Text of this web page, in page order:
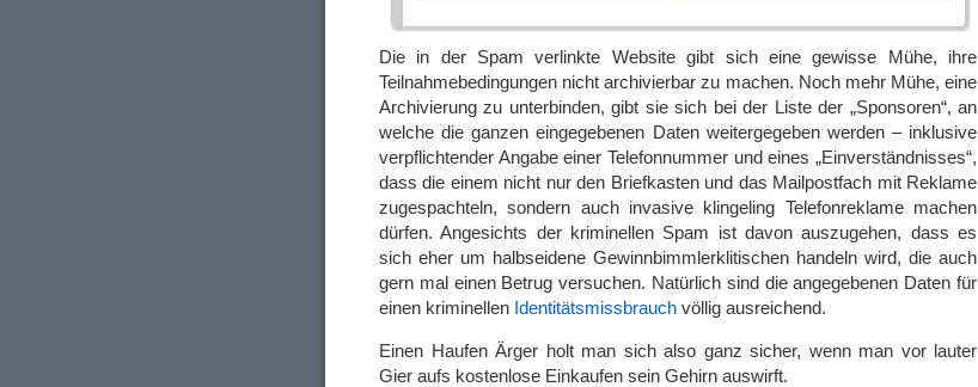
Die in der Spam verlinkte Website gibt sich eine gewisse Mühe, ihre
Teilnahmebedingungen nicht archivierbar zu machen. Noch mehr Mühe, eine
Archivierung zu unterbinden, gibt sie sich bei der Liste der „Sponsoren“, an
welche die ganzen eingegebenen Daten weitergegeben werden – inklusive
verpflichtender Angabe einer Telefonnummer und eines „Einverständnisses“,
dass die einem nicht nur den Briefkasten und das Mailpostfach mit Reklame
zugespachteln, sondern auch invasive klingeling Telefonreklame machen
dürfen. Angesichts der kriminellen Spam ist davon auszugehen, dass es
sich eher um halbseidene Gewinnbimmlerklitischen handeln wird, die auch
gern mal einen Betrug versuchen. Natürlich sind die angegebenen Daten für
einen kriminellen Identitätsmissbrauch völlig ausreichend.
Einen Haufen Ärger holt man sich also ganz sicher, wenn man vor lauter
Gier aufs kostenlose Einkaufen sein Gehirn auswirft.